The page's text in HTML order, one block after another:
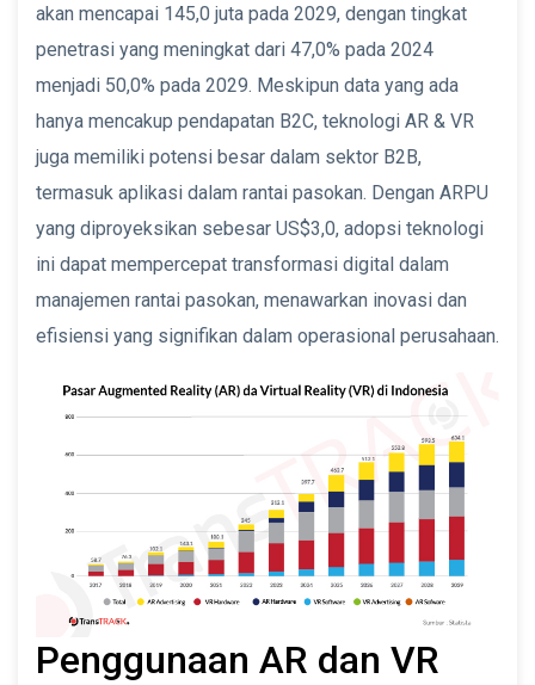
akan mencapai 145,0 juta pada 2029, dengan tingkat
penetrasi yang meningkat dari 47,0% pada 2024
menjadi 50,0% pada 2029. Meskipun data yang ada
hanya mencakup pendapatan B2C, teknologi AR & VR
juga memiliki potensi besar dalam sektor B2B,
termasuk aplikasi dalam rantai pasokan. Dengan ARPU
yang diproyeksikan sebesar US$3,0, adopsi teknologi
ini dapat mempercepat transformasi digital dalam
manajemen rantai pasokan, menawarkan inovasi dan
efisiensi yang signifikan dalam operasional perusahaan.
Penggunaan AR dan VR